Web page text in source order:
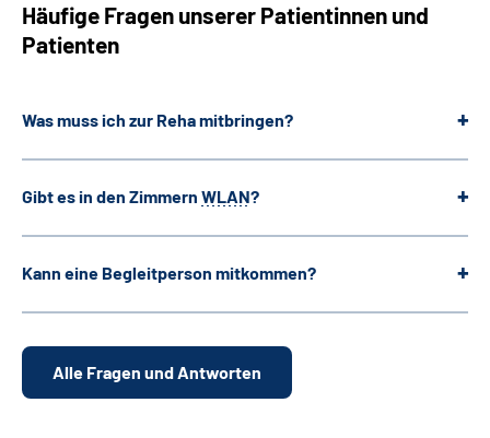
Häufige Fragen unserer Patientinnen und
Patienten
Was muss ich zur Reha mitbringen?
Gibt es in den Zimmern WLAN?
Kann eine Begleitperson mitkommen?
Alle Fragen und Antworten